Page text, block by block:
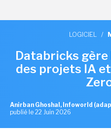
LOGICIEL /
Databricks
des projets IA
Anirban Ghoshal, Infoworld
publié le 22 Juin 2026